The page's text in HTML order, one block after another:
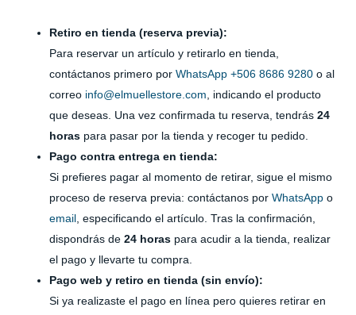
Retiro en tienda (reserva previa):
Para reservar un artículo y retirarlo en tienda,
contáctanos primero por WhatsApp +506 8686 9280 o al
correo info@elmuellestore.com, indicando el producto
que deseas. Una vez confirmada tu reserva, tendrás 24
horas para pasar por la tienda y recoger tu pedido.
Pago contra entrega en tienda:
Si prefieres pagar al momento de retirar, sigue el mismo
proceso de reserva previa: contáctanos por WhatsApp o
email, especificando el artículo. Tras la confirmación,
dispondrás de 24 horas para acudir a la tienda, realizar
el pago y llevarte tu compra.
Pago web y retiro en tienda (sin envío):
Si ya realizaste el pago en línea pero quieres retirar en